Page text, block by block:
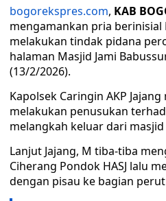
bogorekspres.com, KAB
mengamankan pria berinisial
melakukan tindak pidana
halaman Masjid Jami
(13/2/2026).
Kapolsek Caringin AKP
melakukan penusukan
melangkah keluar dari
Lanjut Jajang, M tiba-tiba
Ciherang Pondok HASJ lalu
dengan pisau ke bagian